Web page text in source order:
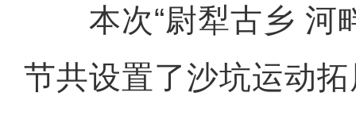
本次“尉犁古乡 河
节共设置了沙坑运动